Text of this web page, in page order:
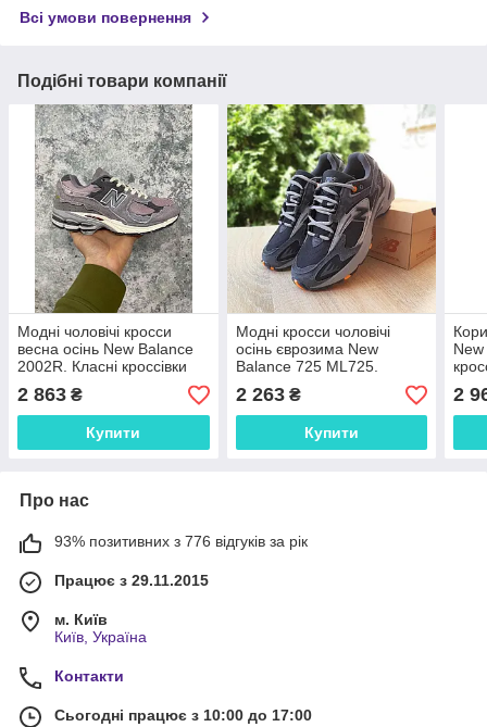
Всі умови повернення
Подібні товари компанії
Модні чоловічі кросси
весна осінь New Balance
2002R. Класні кроссівки
чоловічі Нью Баланс
2002R.
2 863 ₴
Купити
Модні кросси чоловічі
осінь єврозима New
Balance 725 ML725.
Класне термо взуття для
чоловіків Нью Беленс 725.
2 263₴
Купити
2
Про нас
93% позитивних з 776 відгуків за рік
Працює з 29.11.2015
м. Київ
Київ, Україна
Контакти
Сьогодні працює з 10:00 до 17:00